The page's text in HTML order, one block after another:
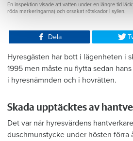
En inspektion visade att vatten under en längre tid
röda markeringarna) och orsakat rötskador i syllen.
Dela
Hyresgästen har bott i lägenheten i
1995 men måste nu flytta sedan
i hyresnämnden och i hovrätten.
Skada upptäcktes av
Det var när hyresvärdens
duschmunstycke under hösten förra